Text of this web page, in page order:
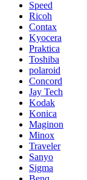
Speed
Ricoh
Contax
Kyocera
Praktica
Toshiba
polaroid
Concord
Jay Tech
Kodak
Konica
Maginon
Minox
Traveler
Sanyo
Sigma